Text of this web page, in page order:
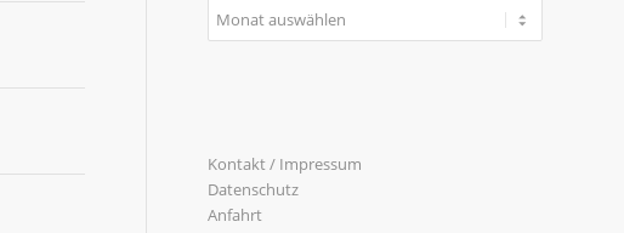
Kontakt / Impressum
Datenschutz
Anfahrt